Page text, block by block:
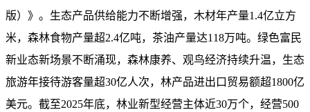
版）》。生态产品供给能力不断增强，木材年产量1.4亿立方
米，森林食物产量超2.4亿吨，茶油产量达118万吨。绿色富民
新业态新场景不断涌现，森林康养、观鸟经济持续升温，生态
旅游年接待游客量超30亿人次，林产品进出口贸易额超1800亿
美元。截至2025年底，林业新型经营主体近30万个，经营500